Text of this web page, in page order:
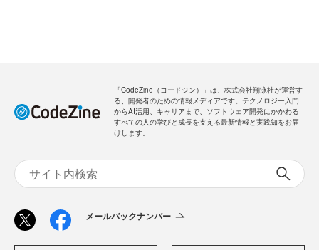
「CodeZine（コードジン）」は、株式会社翔泳社が運営す
る、開発者のための情報メディアです。テクノロジー入門
からAI活用、キャリアまで、ソフトウェア開発にかかわる
すべての人の学びと成長を支える最新情報と実践知をお届
けします。
メールバックナンバー